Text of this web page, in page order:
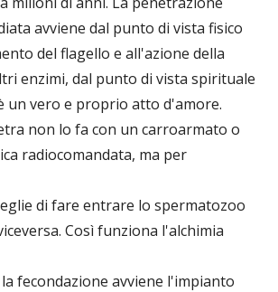
avviene dal punto di vista fisico
del flagello e all'azione della
enzimi, dal punto di vista spirituale
un vero e proprio atto d'amore.
non lo fa con un carroarmato o
radiocomandata, ma per
di fare entrare lo spermatozoo
Così funziona l'alchimia
fecondazione avviene l'impianto